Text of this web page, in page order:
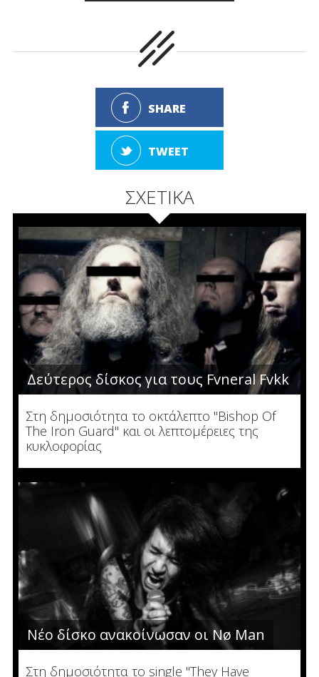
SHARE
TWEET
ΣΧΕΤΙΚΑ
Δεύτερος δίσκος για τους Fvneral Fvkk
Στη δημοσιότητα το οκτάλεπτο "Bishop Of
The Iron Guard" και οι λεπτομέρειες της
κυκλοφορίας
Νέο δίσκο ανακοίνωσαν οι Nø Man
Στη δημοσιότητα το single "They Have